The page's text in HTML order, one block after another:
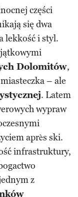
części
się dwa
lekkość i styl.
Dolomitów,
– ale
. Latem
wypraw
après ski.
infrastruktury,
z